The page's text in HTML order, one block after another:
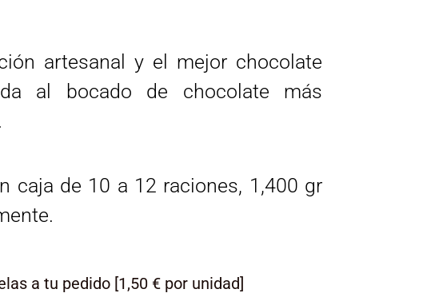
artesanal y el mejor chocolate
al bocado de chocolate más
caja de 10 a 12 raciones, 1,400 gr
a tu pedido [1,50 € por unidad]